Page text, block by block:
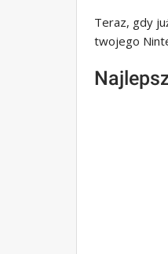
Teraz, gdy
twojego